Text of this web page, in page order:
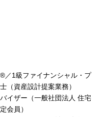
1級ファイナンシャル・プ
（資産設計提案業務）
イザー（一般社団法人 住宅
会員）